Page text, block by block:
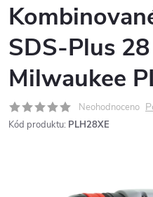
SDS-Plus
Milwaukee
Neohodnoceno
Kód produktu: PLH28XE